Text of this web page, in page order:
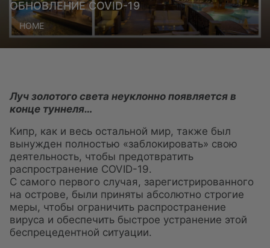
ОБНОВЛЕНИЕ COVID-19
HOME
Луч золотого света неуклонно появляется в
конце туннеля…
Кипр, как и весь остальной мир, также был
вынужден полностью «заблокировать» свою
деятельность, чтобы предотвратить
распространение COVID-19.
С самого первого случая, зарегистрированного
на острове, были приняты абсолютно строгие
меры, чтобы ограничить распространение
вируса и обеспечить быстрое устранение этой
беспрецедентной ситуации.